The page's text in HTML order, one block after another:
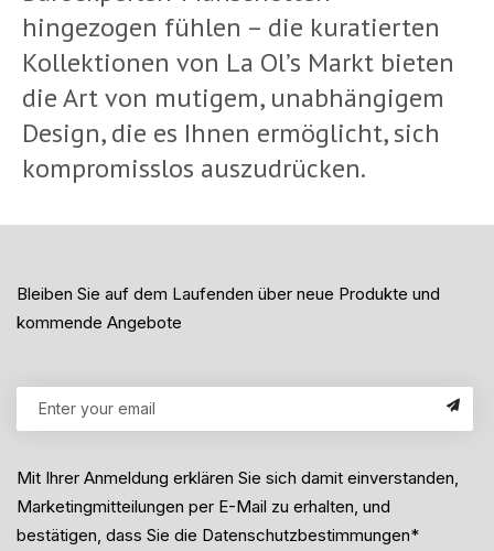
hingezogen fühlen – die kuratierten
Kollektionen von La Ol’s Markt bieten
die Art von mutigem, unabhängigem
Design, die es Ihnen ermöglicht, sich
kompromisslos auszudrücken.
Bleiben Sie auf dem Laufenden über neue Produkte und
kommende Angebote
Mit Ihrer Anmeldung erklären Sie sich damit einverstanden,
Marketingmitteilungen per E-Mail zu erhalten, und
bestätigen, dass Sie die Datenschutzbestimmungen*